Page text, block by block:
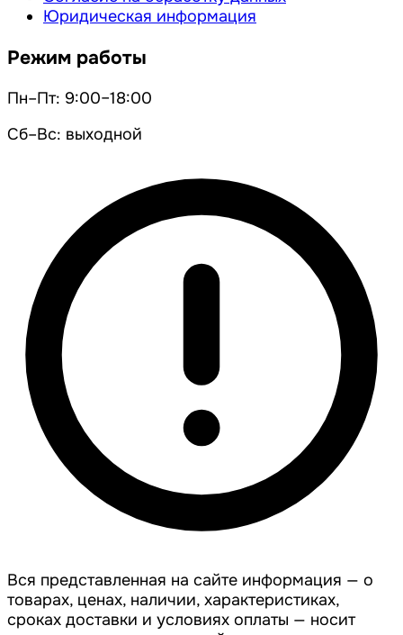
Юридическая информация
Режим работы
Пн–Пт: 9:00–18:00
Сб–Вс: выходной
Вся представленная на сайте информация — о
товарах, ценах, наличии, характеристиках,
сроках доставки и условиях оплаты — носит